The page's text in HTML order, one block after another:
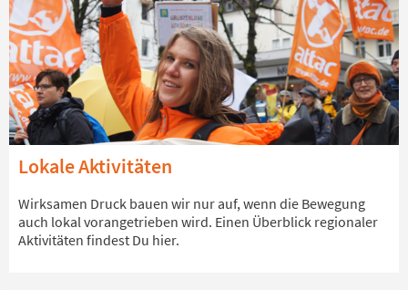
Lokale Aktivitäten
Wirksamen Druck bauen wir nur auf, wenn die Bewegung
auch lokal vorangetrieben wird. Einen Überblick regionaler
Aktivitäten findest Du hier.